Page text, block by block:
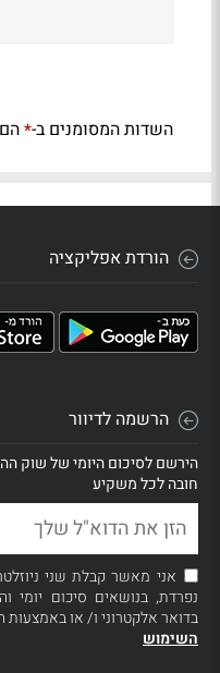
השדות המסומנים ב-*
הורדת אפליקציה
הרשמה לדיוור
הירשם לסיכום היומי של שוק
חובה לכל משקיע
אני מאשר קבלת שני
נפרדת, בנושאים סיכום יומי
בדואר אלקטרוני ו/ או באמצעות
השימוש